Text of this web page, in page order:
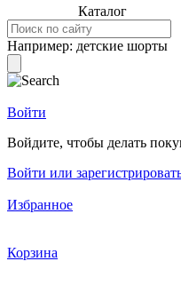
Каталог
Например: детские шорты
Войти
Войдите, чтобы делать
Войти или
Избранное
Корзина